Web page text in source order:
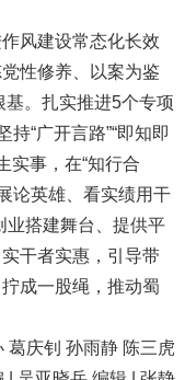
风建设常态化长效
性修养、以案为鉴
基。扎实推进5个专项
“广开言路”“即知即
实事，在“知行合
论英雄、看实绩用干
业搭建舞台、提供平
干者实惠，引导带
成一股绳，推动蜀
庆钊 孙雨静 陈三虎